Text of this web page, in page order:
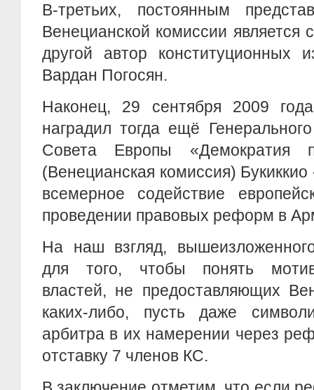
В-третьих, постоянным
Венецианской комиссии является
другой автор конституционных
Вардан Погосян.
Наконец, 29 сентября 2009
наградил тогда ещё
Совета Европы «Демократия
(Венецианская комиссия)
всемерное содействие
проведении правовых реформ в
На наш взгляд,
для того, чтобы понять
властей, не предоставляющих
каких-либо, пусть даже
арбитра в их намерении через
отставку 7 членов КС.